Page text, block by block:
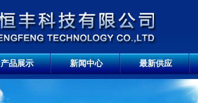
产品展示 新闻中心 最新供应